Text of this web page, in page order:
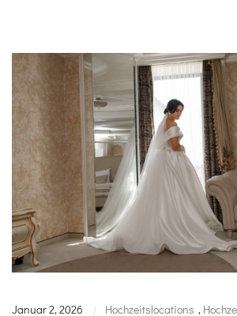
Januar 2, 2026 | Hochzeitslocations ,